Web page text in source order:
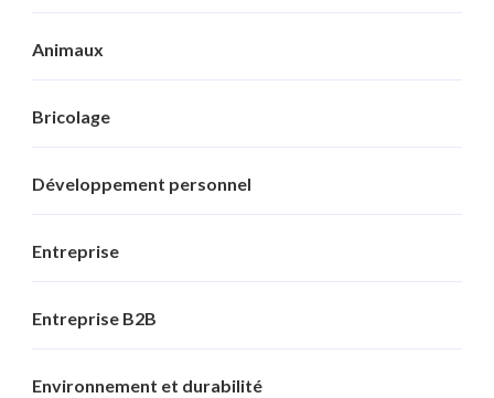
Animaux
Bricolage
Développement personnel
Entreprise
Entreprise B2B
Environnement et durabilité